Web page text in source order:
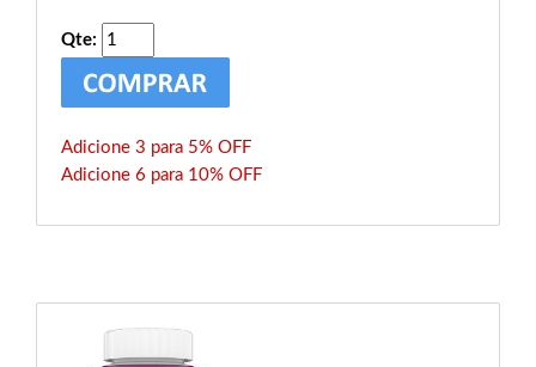
Qte:
Adicione 3 para 5% OFF
Adicione 6 para 10% OFF